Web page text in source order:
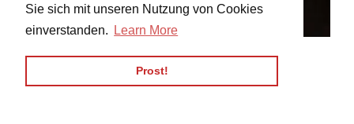
Sie sich mit unseren Nutzung von Cookies
einverstanden.
Learn More
Prost!
SOCKEN „P❌ALZ AMORE“
€12,90